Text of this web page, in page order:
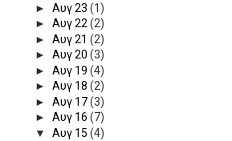
► Αυγ 23 (1)
► Αυγ 22(2)
► Αυγ 21 (2)
► Αυγ 20 (3)
► Αυγ 19 (4)
► Αυγ 18 (2)
► Αυγ 17(3)
► Αυγ 16 (7)
▼ Αυγ 15 (4)